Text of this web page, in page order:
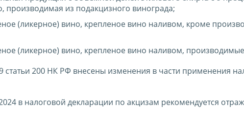
производимая из подакцизного винограда;
(ликерное) вино, крепленое вино наливом, кроме
(ликерное) вино, крепленое вино наливом,
статьи 200 НК РФ внесены изменения в части применения
в налоговой декларации по акцизам рекомендуется